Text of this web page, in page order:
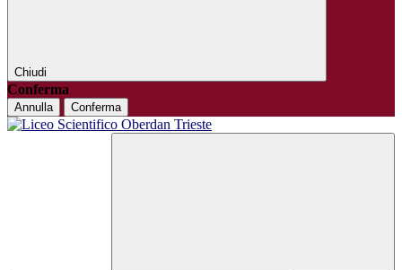
Chiudi
Conferma
Annulla Conferma